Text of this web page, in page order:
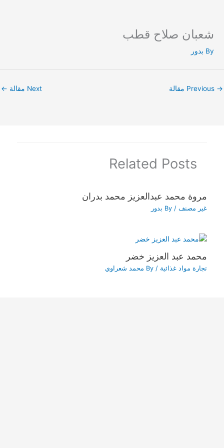
Skip
content
شعبان صلاح قطب
By بدور
→ Next مقالة ←
Related Posts
مروة محمد عبدالعزيز محمد بدران
غير مصنف / By بدور
محمد عبد العزيز خضر
تجارة مواد غذائية / By محمد شعراوي